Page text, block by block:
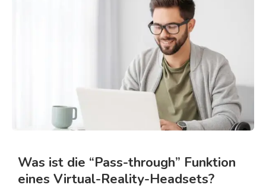
Was ist die “Pass-through” Funktion
eines Virtual-Reality-Headsets?